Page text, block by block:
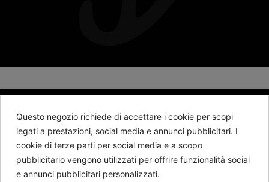
BARTORELLI 1882
Contattaci
Seguici
Questo negozio richiede di accettare i cookie per scopi
legati a prestazioni, social media e annunci pubblicitari. I
cookie di terze parti per social media e a scopo
pubblicitario vengono utilizzati per offrire funzionalità social
e annunci pubblicitari personalizzati.